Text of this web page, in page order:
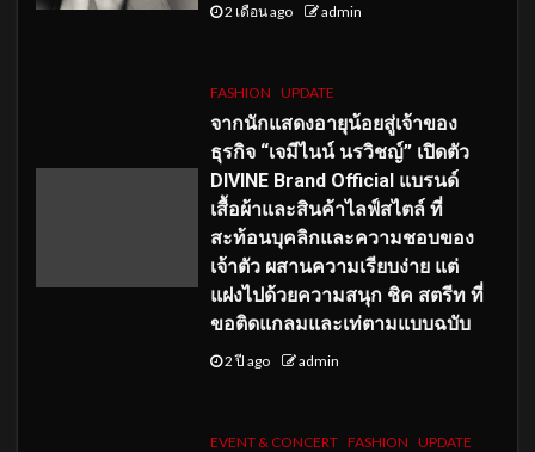
2 เดือน ago admin
FASHION UPDATE
จากนักแสดงอายุน้อยสู่เจ้าของ
ธุรกิจ “เจมีไนน์ นรวิชญ์” เปิดตัว
DIVINE Brand Official แบรนด์
เสื้อผ้าและสินค้าไลฟ์สไตล์ ที่
สะท้อนบุคลิกและความชอบของ
เจ้าตัว ผสานความเรียบง่าย แต่
แฝงไปด้วยความสนุก ชิค สตรีท ที่
ขอติดแกลมและเท่ตามแบบฉบับ
2 ปี ago admin
EVENT & CONCERT FASHION UPDATE